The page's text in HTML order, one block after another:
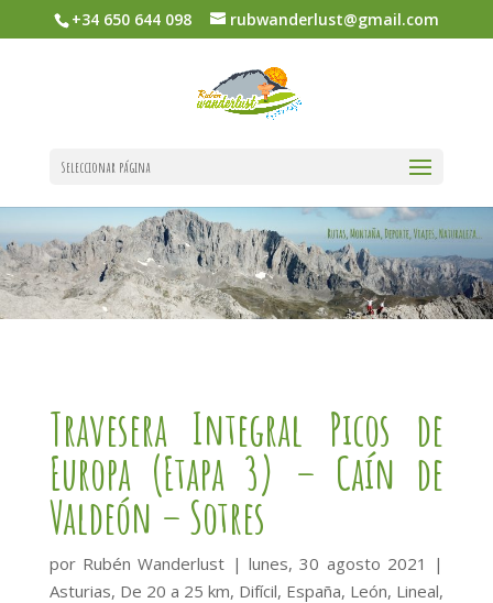
+34 650 644 098 rubwanderlust@gmail.com
Seleccionar página
Travesera Integral Picos de
Europa (Etapa 3) – Caín de
Valdeón – Sotres
por Rubén Wanderlust |lunes, 30 agosto 2021
|
Asturias, De 20 a 25 km, Difícil, España, León, Lineal,